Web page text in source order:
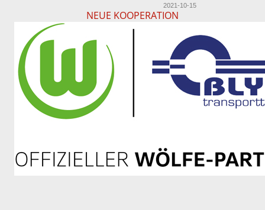
2021-10-15
NEUE KOOPERATION